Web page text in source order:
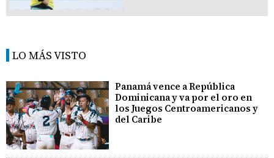
LO MÁS VISTO
Panamá vence a República
Dominicana y va por el oro en
los Juegos Centroamericanos y
del Caribe